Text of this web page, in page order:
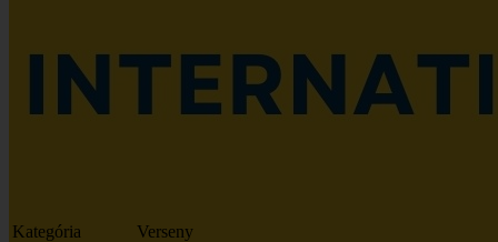
Kategória
Verseny